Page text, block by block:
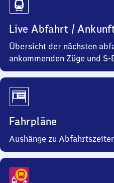
Live Abfahrt /
Übersicht der nächsten
ankommenden Züge und S-
Fahrpläne
Aushänge zu